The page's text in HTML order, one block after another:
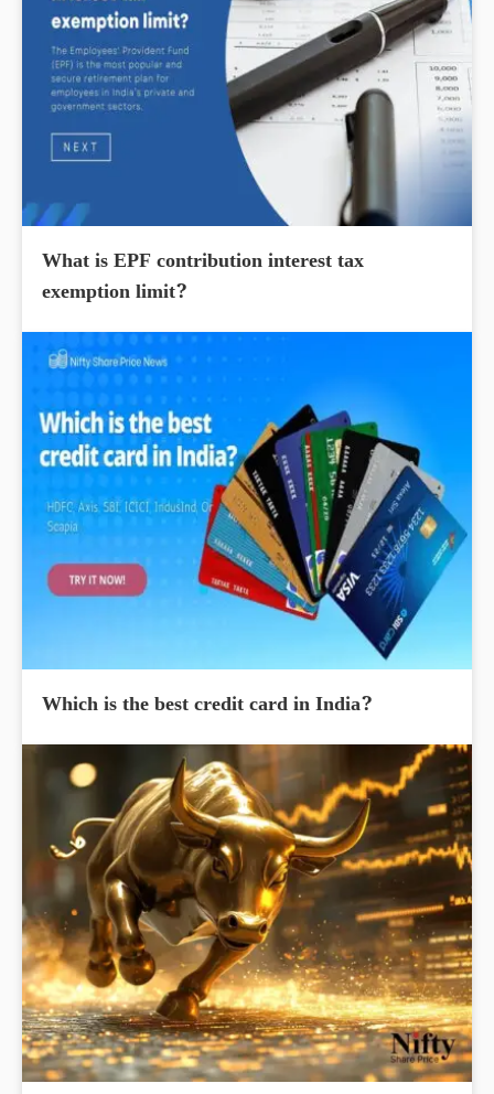
What is EPF contribution interest tax
exemption limit?
Which is the best credit card in India?